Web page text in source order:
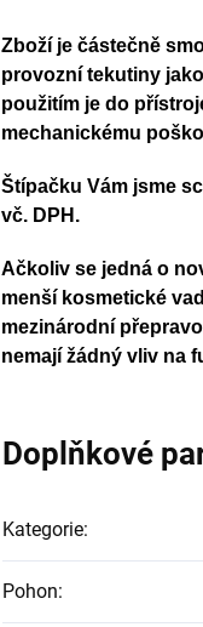
Zboží je částečně
provozní tekutiny
použitím je do
mechanickému
Štípačku Vám jsme
vč. DPH.
Ačkoliv se jedná o
menší kosmetické
mezinárodní
nemají žádný vliv na
Doplňkové
Kategorie:
Pohon: